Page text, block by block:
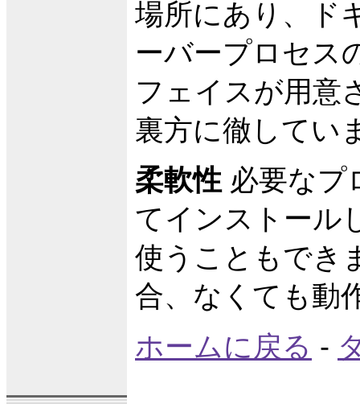
場所にあり、ド
ーバープロセス
フェイスが用意
裏方に徹してい
柔軟性必要なプ
てインストール
使うこともでき
合、なくても動
ホームに戻る -